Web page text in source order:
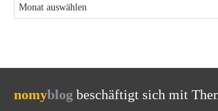
nomyblog beschäftigt sich mit